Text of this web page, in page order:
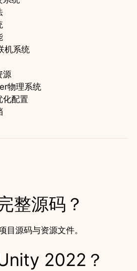
机系统
源
物理系统
化配置
整源码？
目源码与资源文件。
2022？